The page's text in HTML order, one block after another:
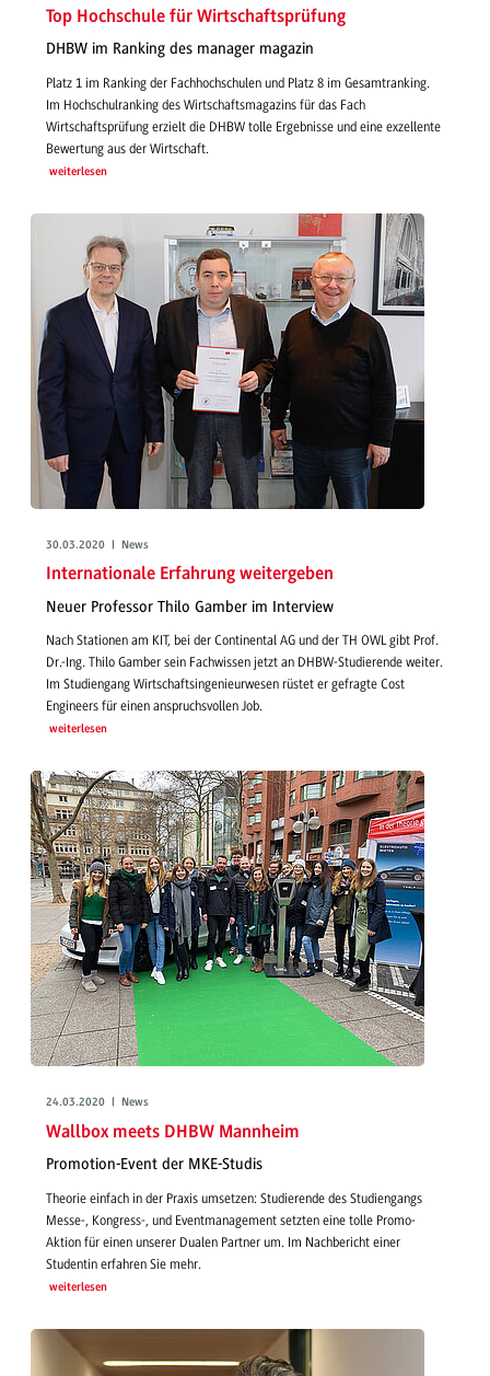
Top Hochschule für Wirtschaftsprüfung
DHBW im Ranking des manager magazin
Platz 1 im Ranking der Fachhochschulen und Platz 8 im Gesamtranking.
Im Hochschulranking des Wirtschaftsmagazins für das Fach
Wirtschaftsprüfung erzielt die DHBW tolle Ergebnisse und eine exzellente
Bewertung aus der Wirtschaft.
weiterlesen
30.03.2020 | News
Internationale Erfahrung weitergeben
Neuer Professor Thilo Gamber im Interview
Nach Stationen am KIT, bei der Continental AG und der TH OWL gibt Prof.
Dr.-Ing. Thilo Gamber sein Fachwissen jetzt an DHBW-Studierende weiter.
Im Studiengang Wirtschaftsingenieurwesen rüstet er gefragte Cost
Engineers für einen anspruchsvollen Job.
weiterlesen
24.03.2020 | News
Wallbox meets DHBW Mannheim
Promotion-Event der MKE-Studis
Theorie einfach in der Praxis umsetzen: Studierende des Studiengangs
Messe-, Kongress-, und Eventmanagement setzten eine tolle Promo-
Aktion für einen unserer Dualen Partner um. Im Nachbericht einer
Studentin erfahren Sie mehr.
weiterlesen